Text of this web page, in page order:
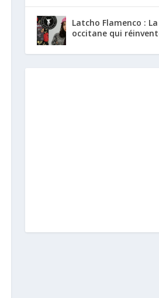
Latcho Flamenco :
occitane qui